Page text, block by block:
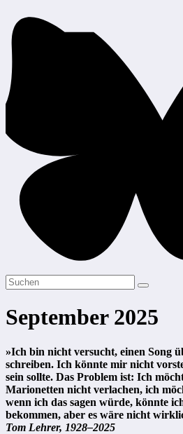
September 2025
»Ich bin nicht versucht, einen Song
schreiben. Ich könnte mir nicht
sein sollte. Das Problem ist: Ich
Marionetten nicht verlachen, ich
wenn ich das sagen würde, könnte
bekommen, aber es wäre nicht
Tom Lehrer, 1928–2025